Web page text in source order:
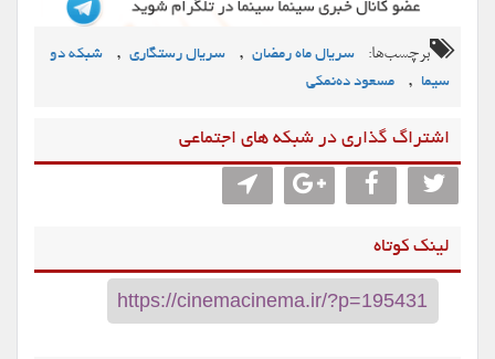
برچسب‌ها: سريال ماه رمضان , سریال رستگاری ,
شبکه دو
سیما , مسعود ده‌نمکی
اشتراگ گذاری در شبکه های اجتماعی
لینک کوتاه